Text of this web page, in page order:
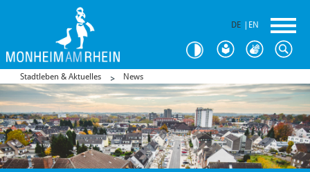
DE EN
Stadtleben & Aktuelles News